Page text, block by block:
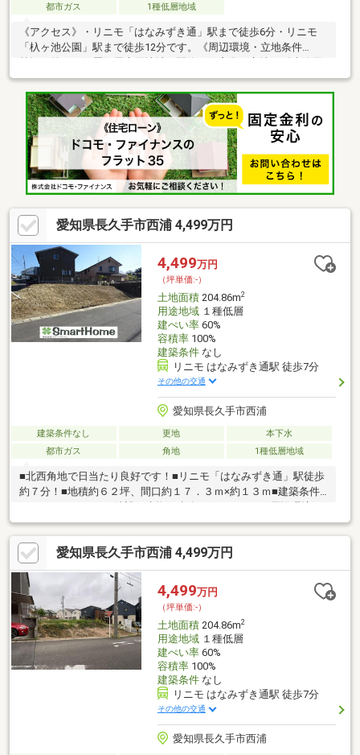
都市ガス
1種低層地域
《アクセス》・リニモ「はなみずき通」駅まで徒歩6分・リニモ
「杁ヶ池公園」駅まで徒歩12分です。《周辺環境・立地条件
等》・第一種低層住居専用地域の閑静な住宅街に立地。《建築用
途・有効活用》・建築条件付き売地ではないため、お好きなハウ
スメーカー・工務店での建築が可能です。《周辺環境》・西小学
校…約70ｍ（徒歩1分）・北中学校…約2000ｍ（徒歩25分）・セブ
ンイレブン長久手はなみずき店…約400ｍ（徒歩5分）・スギドラ
ッグ長久手店…約630ｍ（徒歩8分）・ドン・キホーテアピタ長久
手店…約1100ｍ（徒歩14分）
愛知県長久手市西浦 4,499万円
4,499万円
（坪単価:-）
土地面積204.86m2
用途地域１種低層
建ぺい率60%
容積率100%
建築条件なし
リニモ はなみずき通駅 徒歩7分
その他の交通
愛知県長久手市西浦
建築条件なし 更地
本下水
都市ガス
角地 1種低層地域
■北西角地で日当たり良好です！■リニモ「はなみずき通」駅徒歩
約７分！■地積約６２坪、間口約１７．３ｍ×約１３ｍ■建築条件
■西小学校（約13分） 北中学校（約23分） 色金保育園（約9
分） コロポックル長久手保育園（約3分） アオキスーパー（約
１１分） アピタ（約12分） Ｖドラッグ（約6分） 坊ノ後公
園（約3分）
愛知県長久手市西浦 4,499万円
4,499万円
（坪単価:-）
土地面積204.86m2
用途地域１種低層
建ぺい率60%
容積率100%
建築条件なし
リニモ はなみずき通駅 徒歩7分
その他の交通
愛知県長久手市西浦